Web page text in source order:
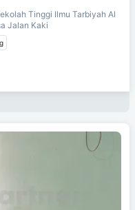
Tinggi Ilmu Tarbiyah Al
Jalan Kaki